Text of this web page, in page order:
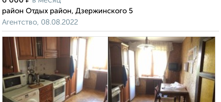
район Отдых район, Дзержинского 5
Агентство, 08.08.2022